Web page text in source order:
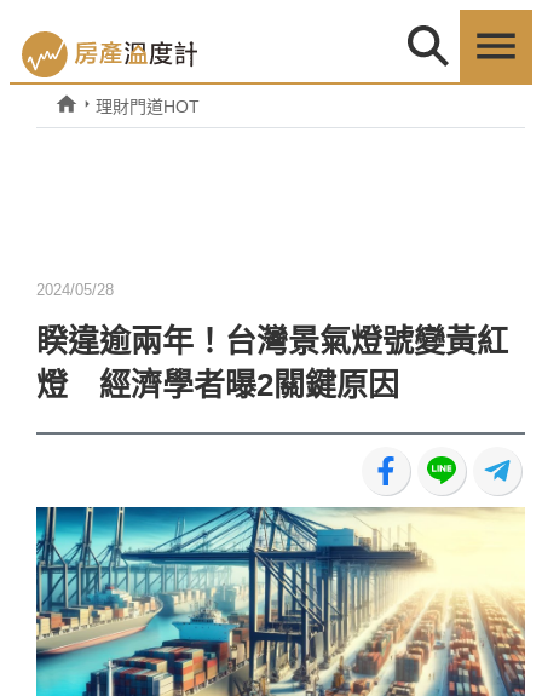
理財門道HOT
2024/05/28
睽違逾兩年！台灣景氣燈號變黃紅
燈 經濟學者曝2關鍵原因